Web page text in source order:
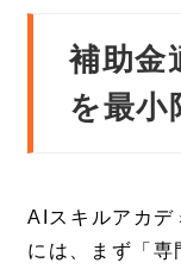
補助金
を最小
AIスキルアカデ
には、まず「専